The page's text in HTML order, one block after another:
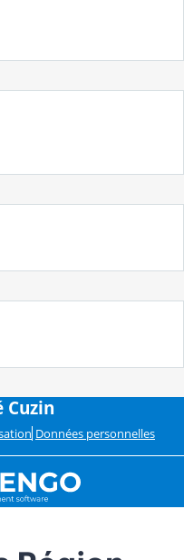
Cuzin
Données personnelles